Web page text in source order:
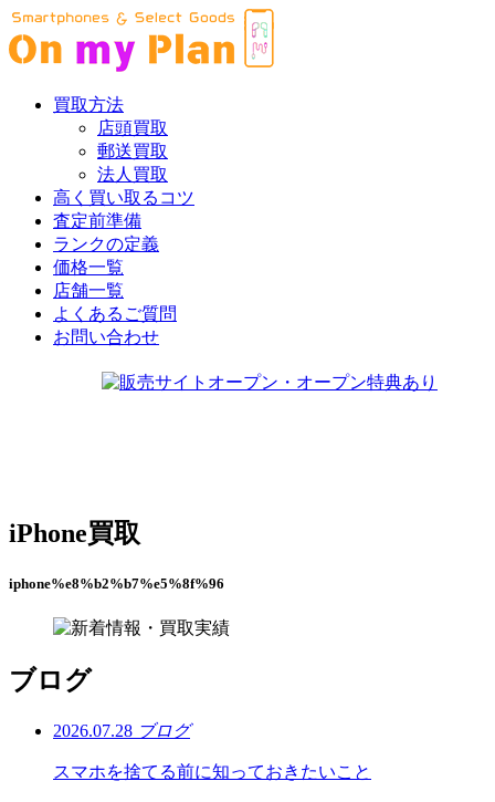
買取方法
店頭買取
郵送買取
法人買取
高く買い取るコツ
査定前準備
ランクの定義
価格一覧
店舗一覧
よくあるご質問
お問い合わせ
iPhone買取
iphone%e8%b2%b7%e5%8f%96
ブログ
2026.07.28 ブログ
スマホを捨てる前に知っておきたいこと